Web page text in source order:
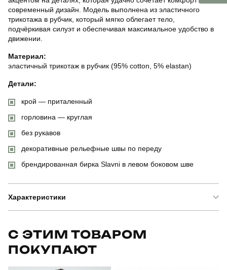
современный дизайн. Модель выполнена из эластичного
трикотажа в рубчик, который мягко облегает тело,
подчёркивая силуэт и обеспечивая максимальное удобство в
движении.
Материал:
эластичный трикотаж в рубчик (95% cotton, 5% elastan)
Детали:
крой — приталенный
горловина — круглая
без рукавов
декоративные рельефные швы по переду
брендированная бирка Slavni в левом боковом шве
Характеристики
Артикул
С ЭТИМ ТОВАРОМ
ПОКУПАЮТ